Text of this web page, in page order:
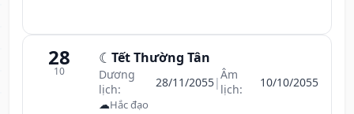
28
10
☾ Tết Thường Tân
Dương
lịch:
28/11/2055|Âm
lịch:
10/10/2055
☁Hắc đạo